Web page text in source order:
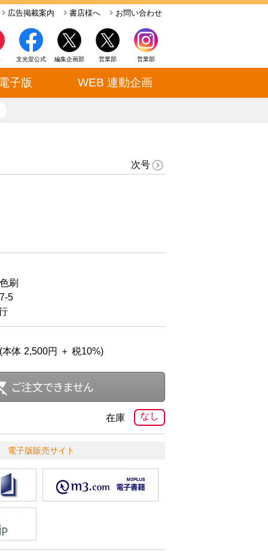
お問い合わせ
書店様へ
広告掲載案内
営業部
営業部
編集企画部
文光堂公式
子版 WEB 連動企画
次号
刷
5
本体 2,500円 ＋ 税10%)
なし
在庫
電子版販売サイト